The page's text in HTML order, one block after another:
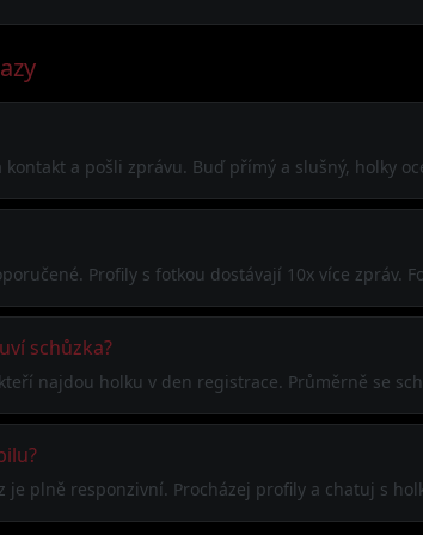
a pošli zprávu. Buď přímý a slušný, holky
Profily s fotkou dostávají 10x více zpráv.
schůzka?
najdou holku v den registrace. Průměrně se
je plně responzivní. Procházej profily a chatuj s